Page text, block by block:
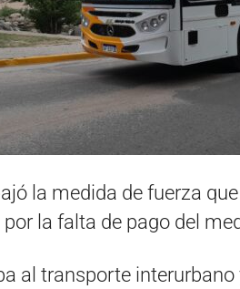
la medida de fuerza
la falta de pago del
al transporte interurbano